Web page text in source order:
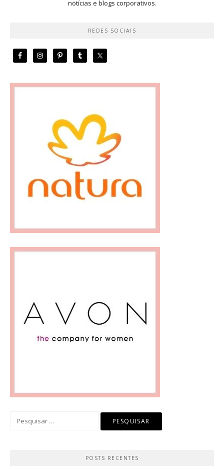
notícias e blogs corporativos.
REDES SOCIAIS
POSTS RECENTES